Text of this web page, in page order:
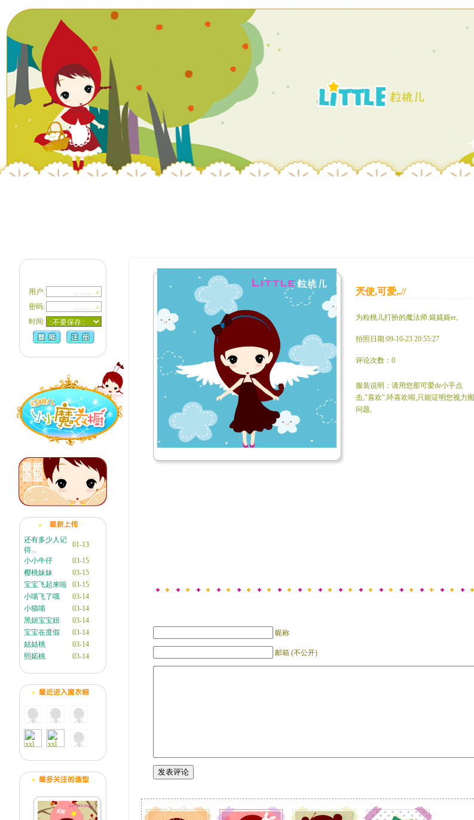
用户:
密码:
时间:
还有多少人记
得...
01-13
小小牛仔
03-15
樱桃妹妹
03-15
宝宝飞起来啦
03-15
小喵飞了哦
03-14
小猫喵
03-14
黑妞宝宝妞
03-14
宝宝在度假
03-14
姑姑桃
03-14
熙婼桃
03-14
兲使,可爱,.//
为粒桃儿打扮的魔法师:婲婲婲er,
拍照日期:09-10-23 20:55:27
评论次数：0
服装说明：请用您那可爱de小手点
击,"喜欢",吥喜欢嘚,只能证明您视力囿
问题,
昵称
邮箱 (不公开)